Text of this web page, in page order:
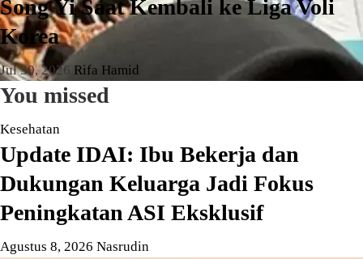
Song Yi Saat Kembali ke Liga Voli
Korea
Jul 30, 2026 Rifa Hamid
You missed
Kesehatan
Update IDAI: Ibu Bekerja dan
Dukungan Keluarga Jadi Fokus
Peningkatan ASI Eksklusif
Agustus 8, 2026 Nasrudin